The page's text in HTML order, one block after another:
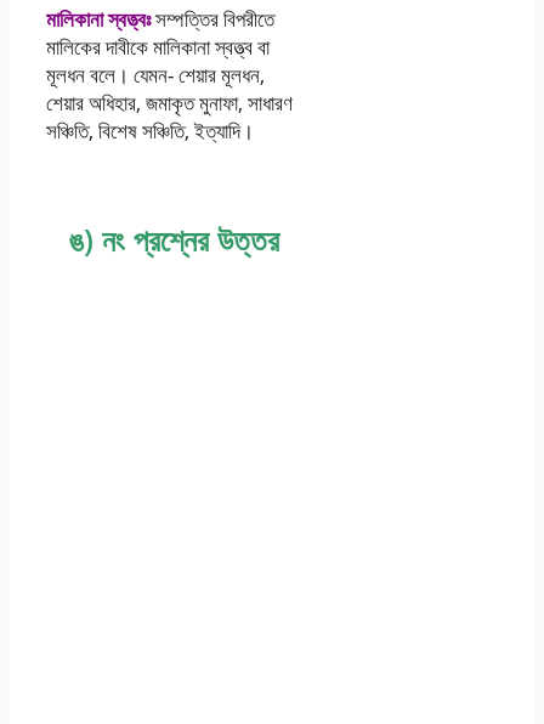
মালিকানা স্বত্ত্বঃসম্পত্তির বিপরীতে
মালিকের দাবীকে মালিকানা স্বত্ত্ব বা
মূলধন বলে। যেমন- শেয়ার মূলধন,
শেয়ার অধিহার, জমাকৃত মুনাফা, সাধারণ
সঞ্চিতি, বিশেষ সঞ্চিতি, ইত্যাদি।
ঙ) নং প্রশ্নের উত্তর